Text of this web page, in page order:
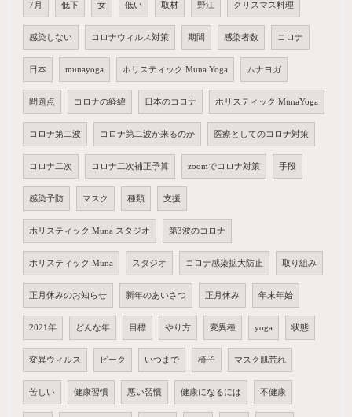
7月 低下 女 低い 取材 野江 クリスマス料理
感染しない コロナウィルス対策 期間 感染者数 コロナ
日本 munayoga ホリスティック Muna Yoga ムナヨガ
問題点 コロナの経緯 日本のコロナ ホリスティック MunaYoga
コロナ第二波 コロナ第二波が来るのか 医療としてのコロナ対策
コロナ二次 コロナ二次補正予算 zoomでコロナ対策 手段
感染予防 マスク 種類 支援
ホリスティック Muna スタジオ 第3波のコロナ
ホリスティック Muna スタジオ コロナ感染拡大防止 取り組み
正月休みのお知らせ 新年のあいさつ 正月休み 年末年始
2021年 どんな年 目標 やり方 変異種 yoga 状態
変異ウィルス ピーク いつまで 椅子 マスク肌荒れ
苦しい 健康習慣 悪い習慣 健康になるには 不健康